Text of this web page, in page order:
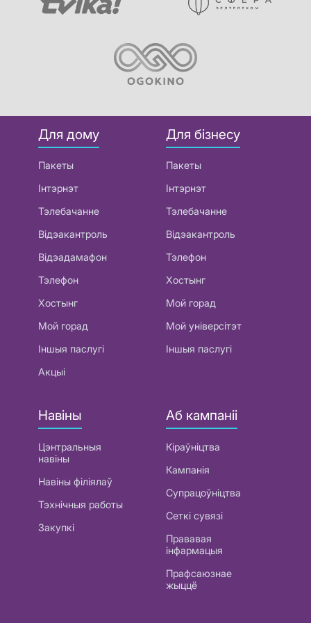
Для дому
Пакеты
Інтэрнэт
Тэлебачанне
Відэакантроль
Відэадамафон
Тэлефон
Хостынг
Мой горад
Іншыя паслугі
Акцыі
Для бізнесу
Пакеты
Інтэрнэт
Тэлебачанне
Відэакантроль
Тэлефон
Хостынг
Мой горад
Мой універсітэт
Іншыя паслугі
Навіны
Цэнтральныя
навіны
Навіны філіялаў
Тэхнічныя работы
Закупкі
Аб кампаніі
Кіраўніцтва
Кампанія
Супрацоўніцтва
Сеткі сувязі
Прававая
інфармацыя
Прафсаюзнае
жыццё